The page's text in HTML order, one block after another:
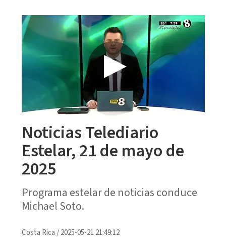
Noticias Telediario
Estelar, 21 de mayo de
2025
Programa estelar de noticias conduce
Michael Soto.
Costa Rica /2025-05-21 21:49:12